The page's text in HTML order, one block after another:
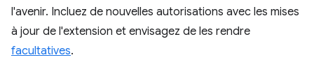
l'avenir. Incluez de nouvelles autorisations avec les mises
à jour de l'extension et envisagez de les rendre
facultatives.